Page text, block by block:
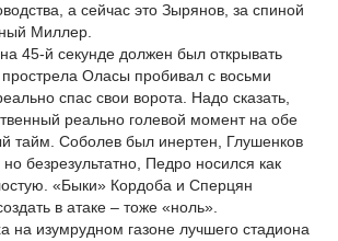
а сейчас это Зырянов, за спиной
Миллер.
45-й секунде должен был открывать
прострела Оласы пробивал с восьми
спас свои ворота. Надо сказать,
реально голевой момент на обе
тайм. Соболев был инертен, Глушенков
безрезультатно, Педро носился как
«Быки» Кордоба и Сперцян
в атаке – тоже «ноль».
на изумрудном газоне лучшего стадиона